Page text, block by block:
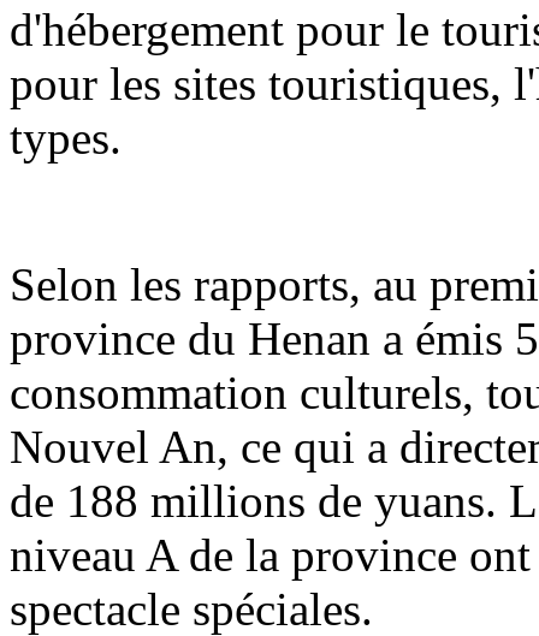
d'hébergement pour le
pour les sites touristiques,
types.
Selon les rapports, au
province du Henan a émis
consommation culturels,
Nouvel An, ce qui a
de 188 millions de yuans.
niveau A de la province
spectacle spéciales.